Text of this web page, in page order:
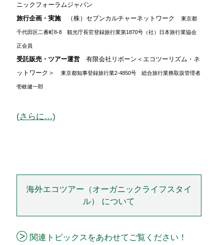
ニックフォーラムジャパン
旅行企画・実施（株）セブンカルチャーネットワーク 東京都
千代田区二番町8-8 観光庁長官登録旅行業第1870号（社）日本旅行業協会
正会員
受託販売・ツアー運営有限会社リボーン＜エコツーリズム・ネ
ットワーク＞
東京都知事登録旅行業2-4850号 総合旅行業務取扱管理者
壱岐健一郎
(さらに…)
海外エコツアー（オーガニックライフスタイ
ル） について
関連トピックスをあわせてご覧ください！